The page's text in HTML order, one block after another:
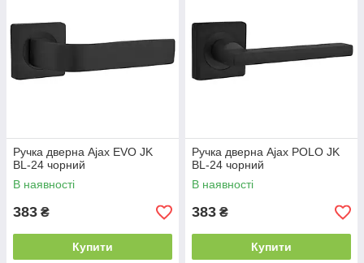
Ручка дверна Ajax EVO JK
BL-24 чорний
В наявності
383 ₴
Купити
Ручка дверна Ajax POLO JK
BL-24 чорний
В наявності
383 ₴
Купити